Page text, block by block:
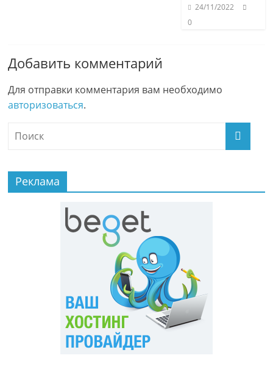
24/11/2022
0
Добавить комментарий
Для отправки комментария вам необходимо
авторизоваться.
Реклама